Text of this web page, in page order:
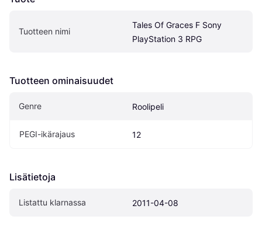
Tuotteen nimi
Tales Of Graces F Sony
PlayStation 3 RPG
Tuotteen ominaisuudet
Genre Roolipeli
PEGI-ikärajaus 12
Lisätietoja
Listattu klarnassa 2011-04-08